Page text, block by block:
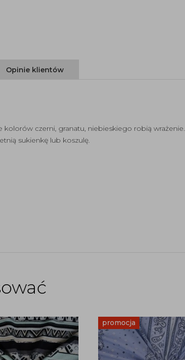
Opinie klientów
kolorów czerni, granatu, niebieskiego robią wrażenie.
sukienkę lub koszulę.
promocja